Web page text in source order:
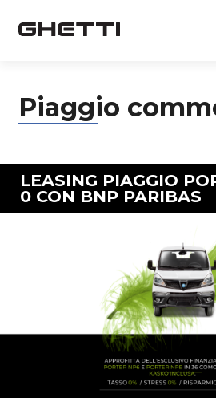
Piaggio
LEASING PIAGGIO
0 CON BNP PARIBAS